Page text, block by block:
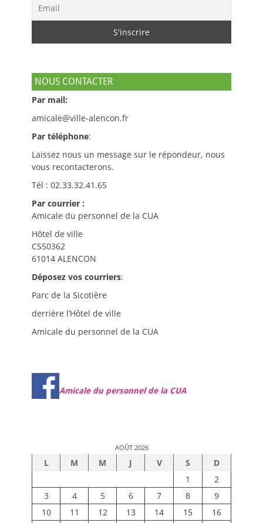
NOUS CONTACTER
Par mail:
amicale@ville-alencon.fr
Par téléphone:
Laissez nous un message sur le répondeur, nous
vous recontacterons.
Tél : 02.33.32.41.65
Par courrier :
Amicale du personnel de la CUA
Hôtel de ville
CS50362
61014 ALENCON
Déposez vos courriers:
Parc de la Sicotière
derrière l’Hôtel de ville
Amicale du personnel de la CUA
Amicale du personnel de la CUA
AOÛT 2026
L M M J V S
D
1
2
3
4 5 6 7 8
9
10
11 12 13 14 15 16